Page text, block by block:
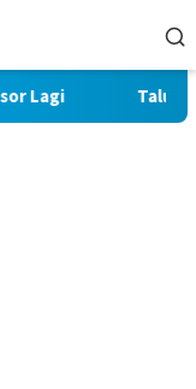
Talud Rampung,